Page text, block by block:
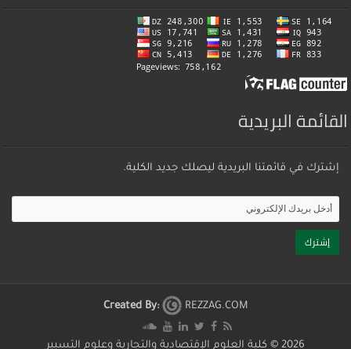
القائمة البريدية
إشترك في قائمتنا البريدية ليصلك جديد الكلية.
Created By: REZZAG.COM
2026 © كلية العلوم الإقتصادية والتجارية وعلوم التسيير